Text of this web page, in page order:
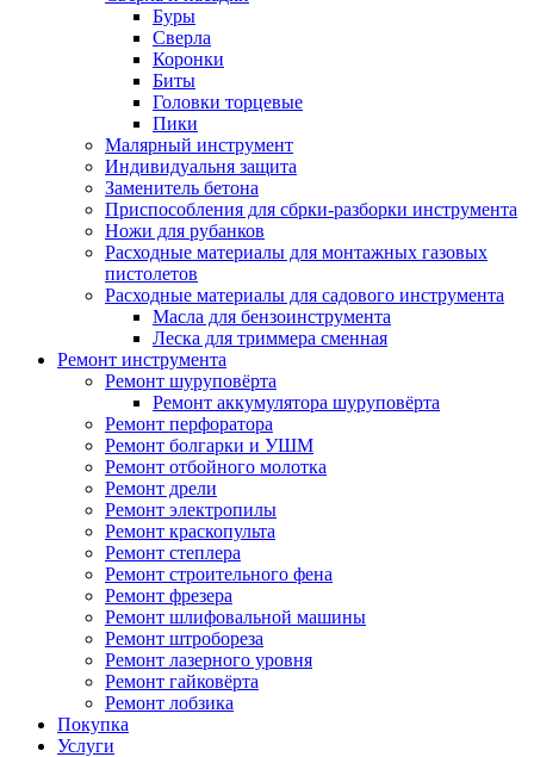
Буры
Сверла
Коронки
Биты
Головки торцевые
Пики
Малярный инструмент
Индивидуальня защита
Заменитель бетона
Приспособления для сбрки-разборки инструмента
Ножи для рубанков
Расходные материалы для монтажных газовых
пистолетов
Расходные материалы для садового инструмента
Масла для бензоинструмента
Леска для триммера сменная
Ремонт инструмента
Ремонт шуруповёрта
Ремонт аккумулятора шуруповёрта
Ремонт перфоратора
Ремонт болгарки и УШМ
Ремонт отбойного молотка
Ремонт дрели
Ремонт электропилы
Ремонт краскопульта
Ремонт степлера
Ремонт строительного фена
Ремонт фрезера
Ремонт шлифовальной машины
Ремонт штробореза
Ремонт лазерного уровня
Ремонт гайковёрта
Ремонт лобзика
Покупка
Услуги